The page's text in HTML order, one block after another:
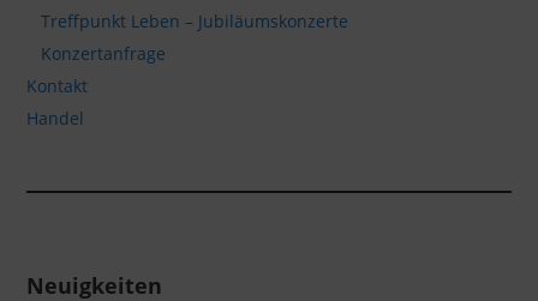
Treffpunkt Leben – Jubiläumskonzerte
Konzertanfrage
Kontakt
Handel
Neuigkeiten